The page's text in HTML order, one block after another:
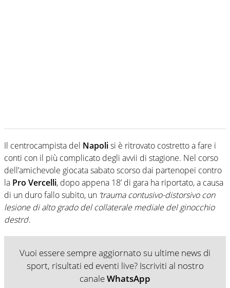
Il centrocampista del Napolisi è ritrovato costretto a fare i
conti con il più complicato degli avvii di stagione. Nel corso
dell’amichevole giocata sabato scorso dai partenopei contro
la Pro Vercelli, dopo appena 18’ di gara ha riportato, a causa
di un duro fallo subito, un ‘trauma contusivo-distorsivo con
lesione di alto grado del collaterale mediale del ginocchio
destro‘.
Vuoi essere sempre aggiornato su ultime news di
sport, risultati ed eventi live? Iscriviti al nostro
canaleWhatsApp